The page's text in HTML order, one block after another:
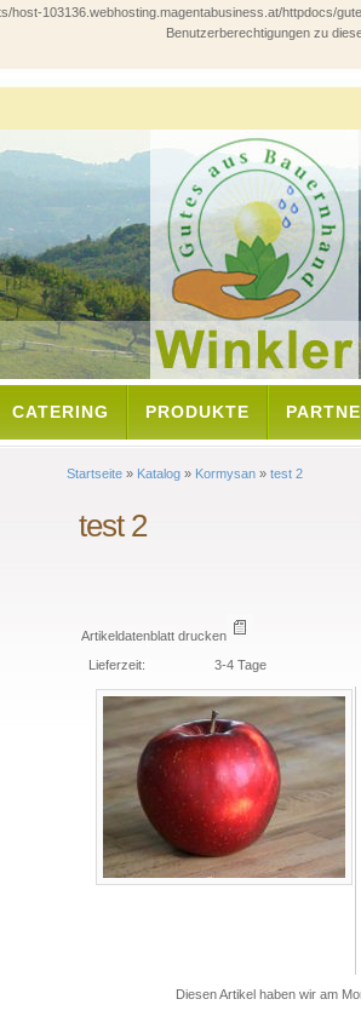
103136.webhosting.magentabusiness.at/httpdocs/
Benutzerberechtigungen zu
CATERING PRODUKTE
Startseite » Katalog » Kormysan » test 2
test 2
Artikeldatenblatt drucken
Lieferzeit:
3-4 Tage
Diesen Artikel haben wir am